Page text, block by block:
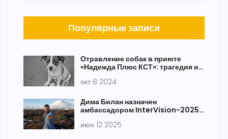
Популярные записи
Отравление собак в приюте
«Надежда Плюс КСТ»: трагедия и
окт 8 2024
Дима Билан назначен
амбассадором InterVision-2025:
июн 12 2025